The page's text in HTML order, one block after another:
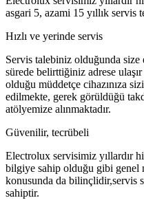
asgari 5, azami 15 yıllık servis
Hızlı ve yerinde servis
Servis talebiniz olduğunda size
sürede belirttiğiniz adrese
olduğu müddetçe cihazınıza
edilmekte, gerek görüldüğü
atölyemize alınmaktadır.
Güvenilir, tecrübeli
Electrolux servisimiz yıllardır
bilgiye sahip olduğu gibi genel
konusunda da bilinçlidir,servis
sahiptir.